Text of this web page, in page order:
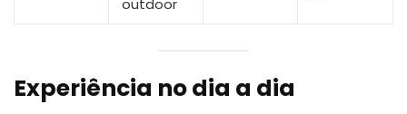
outdoor
Experiência no dia a dia